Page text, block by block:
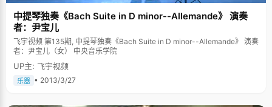
中提琴独奏《Bach Suite in D minor--Allemande》 演奏
者：尹宝儿
飞宇视频 第135期, 中提琴独奏《Bach Suite in D minor--Allemande》 演奏
者：尹宝儿（女） 中央音乐学院
UP主: 飞宇视频
乐器 • 2013/3/27